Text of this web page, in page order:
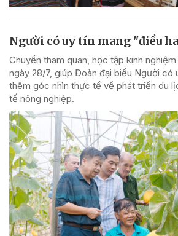
Người có uy tín mang "điều
Chuyến tham quan, học tập kinh
ngày 28/7, giúp Đoàn đại biểu Người có
thêm góc nhìn thực tế về phát triển du
tế nông nghiệp.